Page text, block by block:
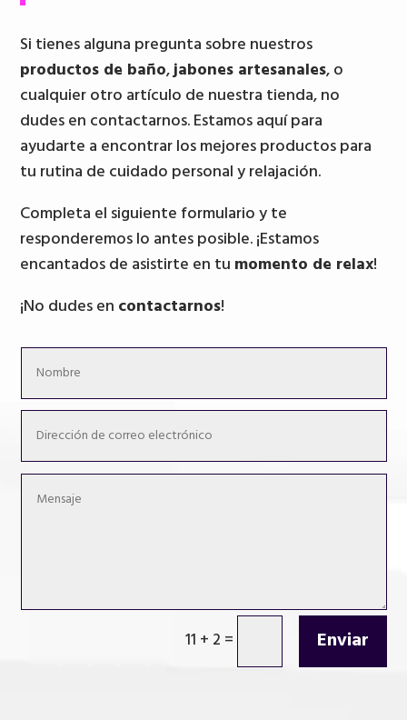
Si tienes alguna pregunta sobre nuestros
productos de baño,jabones artesanales, o
cualquier otro artículo de nuestra tienda, no
dudes en contactarnos. Estamos aquí para
ayudarte a encontrar los mejores productos para
tu rutina de cuidado personal y relajación.
Completa el siguiente formulario y te
responderemos lo antes posible. ¡Estamos
encantados de asistirte en tu momento de relax!
¡No dudes en contactarnos!
11 + 2 = Enviar